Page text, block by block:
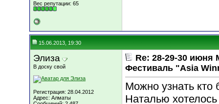
Вес репутации: 65
15.06.2013, 19:30
Элиза
В доску свой
Регистрация: 28.04.2012
Адрес: Алматы
Re: 28-29-30 июня
Фестиваль "Asia
Можно узнать кто
Наталью